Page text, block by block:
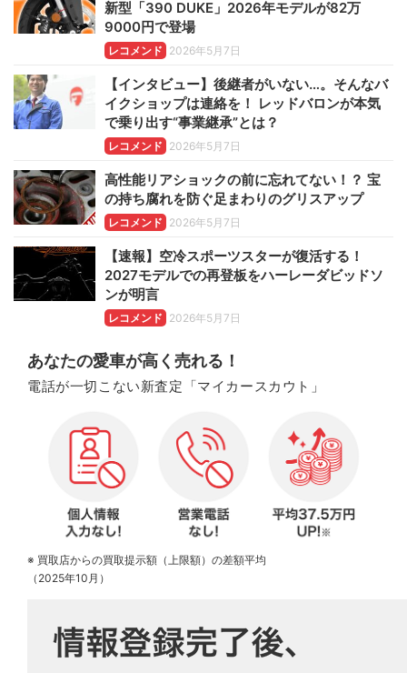
新型「390 DUKE」2026年モデルが82万
9000円で登場
レコメンド 2026年5月7日
【インタビュー】後継者がいない…。そんなバ
イクショップは連絡を！ レッドバロンが本気
で乗り出す“事業継承”とは？
レコメンド 2026年5月7日
高性能リアショックの前に忘れてない！？ 宝
の持ち腐れを防ぐ足まわりのグリスアップ
レコメンド 2026年5月7日
【速報】空冷スポーツスターが復活する！
2027モデルでの再登板をハーレーダビッドソ
ンが明言
レコメンド 2026年5月7日
あなたの愛車が高く売れる！
電話が一切こない新査定「マイカースカウト」
※ 買取店からの買取提示額（上限額）の差額平均
（2025年10月）